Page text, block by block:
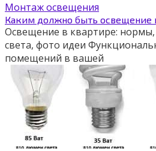
Монтаж освещения
Каким должно быть освещение
Освещение в квартире:
света, фото идеи
помещений в вашей